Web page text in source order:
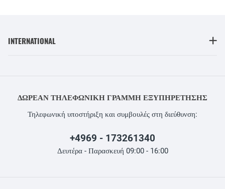
INTERNATIONAL
ΔΩΡΕΆΝ ΤΗΛΕΦΩΝΙΚΉ ΓΡΑΜΜΉ ΕΞΥΠΗΡΈΤΗΣΗΣ
Τηλεφωνική υποστήριξη και συμβουλές στη διεύθυνση:
+4969 - 173261340
Δευτέρα - Παρασκευή 09:00 - 16:00